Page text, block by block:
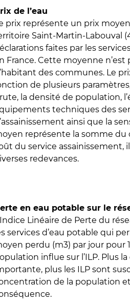
de l’eau
prix représente un prix
Saint-Martin-Labouval
faites par les
France. Cette moyenne
des communes. Le
de plusieurs
la densité de population,
techniques des
ainsi que la
représente la somme du
du service assainissement,
redevances.
en eau potable sur le
Linéaire de Perte du
services d’eau potable qui
perdu (m3) par jour pour
influe sur l’ILP. Plus
plus les ILP sont
de la population